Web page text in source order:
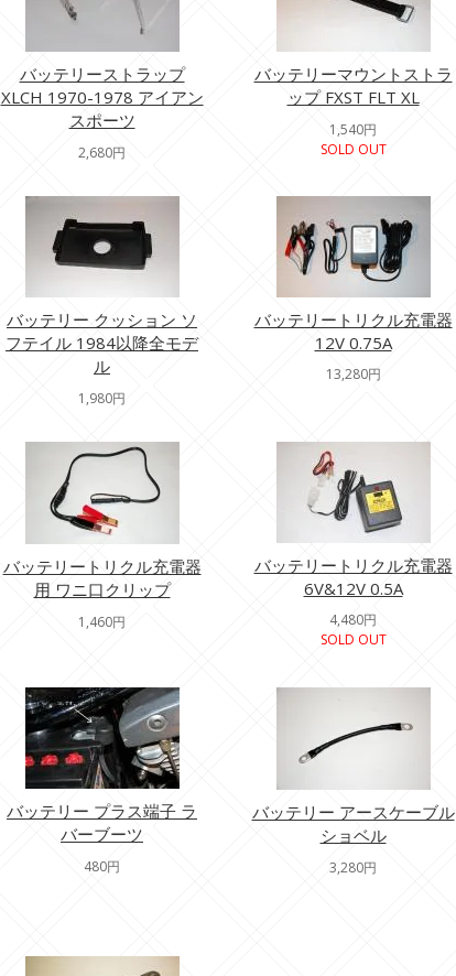
バッテリーストラップ
XLCH 1970-1978 アイアン
スポーツ
2,680円
バッテリーマウントストラ
ップ FXST FLT XL
1,540円
SOLD OUT
バッテリー クッション ソ
フテイル 1984以降全モデ
ル
1,980円
バッテリートリクル充電器
12V 0.75A
13,280円
バッテリートリクル充電器
用 ワニ口クリップ
1,460円
バッテリートリクル充電器
6V&12V 0.5A
4,480円
SOLD OUT
バッテリー プラス端子 ラ
バーブーツ
480円
バッテリー アースケーブル
ショベル
3,280円